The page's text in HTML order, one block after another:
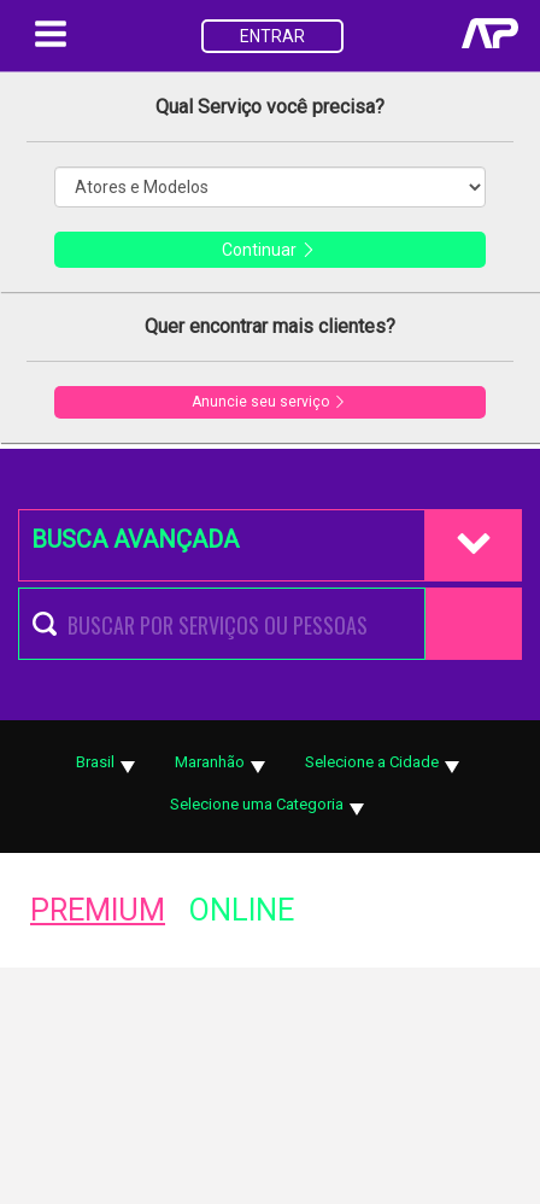
ENTRAR
Qual Serviço você precisa?
Continuar
Quer encontrar mais clientes?
Anuncie seu serviço
BUSCA AVANÇADA
Brasil Maranhão Selecione a Cidade
Selecione uma Categoria
PREMIUM ONLINE